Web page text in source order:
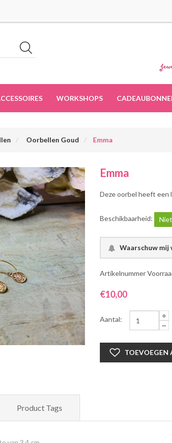
WORKSHOPS
Oorbellen Goud Emma
Emma
Deze oorbel heeft een
Beschikbaarheid:
Artikelnummer
€10,00
Aantal:
Product Tags